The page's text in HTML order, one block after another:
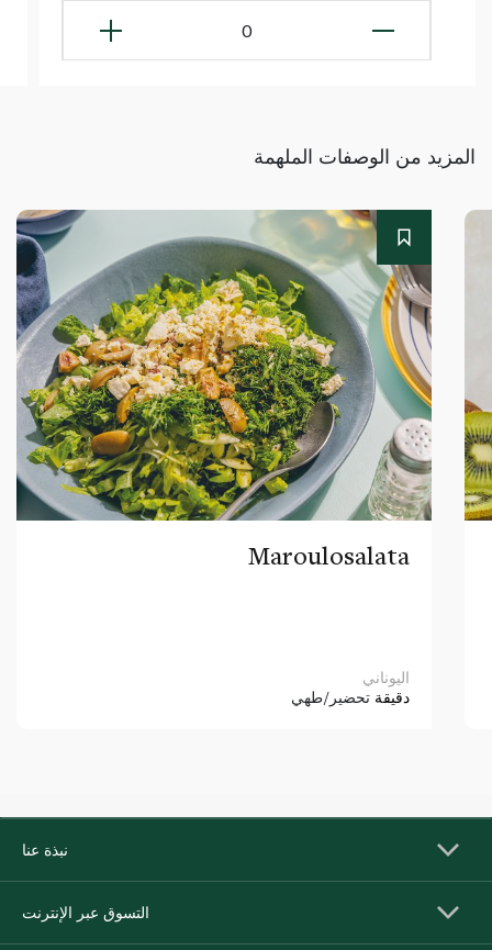
0
المزيد من الوصفات الملهمة
Maroulosalata
اليوناني
دقيقة تحضير/طهي
نبذة عنا
التسوق عبر الإنترنت